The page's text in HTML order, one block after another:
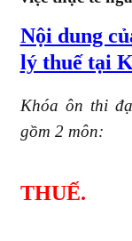
Nội dung
lý thuế tại
Khóa ôn thi
gồm 2 môn:
THUẾ.